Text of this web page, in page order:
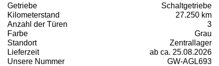
Getriebe
Schaltgetriebe
Kilometerstand
27.250 km
Anzahl der Türen
3
Farbe
Grau
Standort
Zentrallager
Lieferzeit
ab ca. 25.08.2026
Unsere Nummer
GW-AGL693